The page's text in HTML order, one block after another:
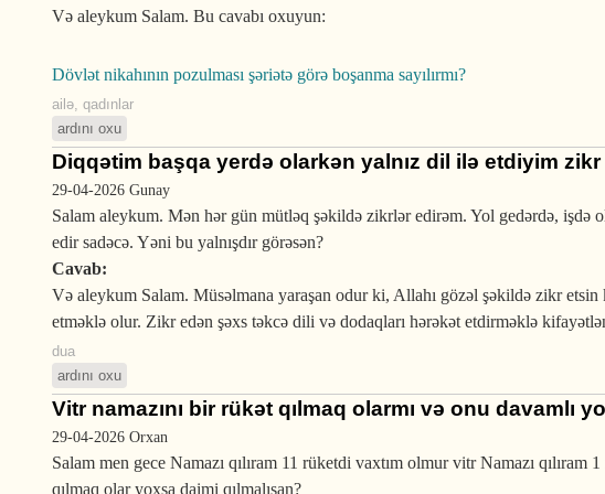
Və aleykum Salam. Bu cavabı oxuyun:
Dövlət nikahının pozulması şəriətə görə boşanma sayılırmı?
ailə, qadınlar
ardını oxu
Diqqətim başqa yerdə olarkən yalnız dil ilə etdiyim
29-04-2026 Gunay
Salam aleykum. Mən hər gün mütləq şəkildə zikrlər edirəm. Yol gedərdə,
edir sadəcə. Yəni bu yalnışdır görəsən?
Cavab:
Və aleykum Salam. Müsəlmana yaraşan odur ki, Allahı gözəl şəkildə zikr
etməklə olur. Zikr edən şəxs təkcə dili və dodaqları hərəkət etdirməklə
dua
ardını oxu
Vitr namazını bir rükət qılmaq olarmı və onu davamlı
29-04-2026 Orxan
Salam men gece Namazı qılıram 11 rüketdi vaxtım olmur vitr Namazı
qılmaq olar yoxsa daimi qılmalısan?